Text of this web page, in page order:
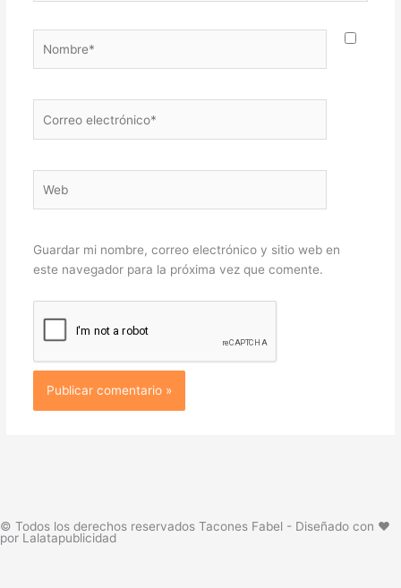
electrónico*
Guardar mi nombre, correo electrónico y sitio web en
este navegador para la próxima vez que comente.
© Todos los derechos reservados Tacones Fabel - Diseñado con ❤️
por Lalatapublicidad